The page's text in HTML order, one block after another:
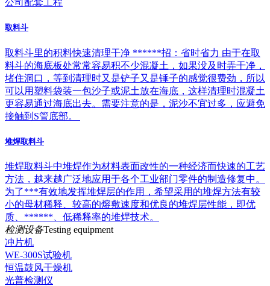
公司配套工程
取料斗
取料斗里的积料快速清理干净 ******招：省时省力 由于在取
料斗的海底板处常常容易积不少混凝土，如果没及时弄干净，
堵住洞口，等到清理时又是铲子又是锤子的感觉很费劲，所以
可以用塑料袋装一包沙子或泥土放在海底，这样清理时混凝土
更容易通过海底出去。需要注意的是，泥沙不宜过多，应避免
接触到S管底部。
堆焊取料斗
堆焊取料斗中堆焊作为材料表面改性的一种经济而快速的工艺
方法，越来越广泛地应用于各个工业部门零件的制造修复中。
为了***有效地发挥堆焊层的作用，希望采用的堆焊方法有较
小的母材稀释、较高的熔敷速度和优良的堆焊层性能，即优
质、******、低稀释率的堆焊技术。
检测设备Testing equipment
冲片机
WE-300S试验机
恒温鼓风干燥机
光普检测仪